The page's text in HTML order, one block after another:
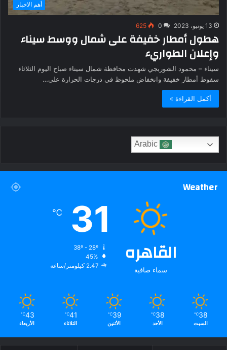
أهم الاخبار
13 يونيو، 2023 0
625
هطول أمطار خفيفة على شمال ووسط سيناء
وإعلان الطواريء
سيناء – محمود الشوربجي شهدت محافظة شمال سيناء صباح اليوم الثلاثاء
سقوط أمطار خفيفة وانخفاض ملحوظ في درجات الحرارة على…
أكمل القراءة »
Weather
القاهره
سماء صافية
31
℃
45%
2.47 كيلومتر/ساعة
38
℃
السبت
38
℃
الأحد
39
℃
الأثنين
41
℃
الثلاثاء
43
℃
الأربعاء